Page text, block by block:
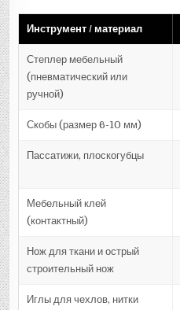
Инструмент / материал
Степлер мебельный
(пневматический или
ручной)
Скобы (размер 6-10 мм)
Пассатижи, плоскогубцы
Мебельный клей
(контактный)
Нож для ткани и острый
строительный нож
Иглы для чехлов, нитки